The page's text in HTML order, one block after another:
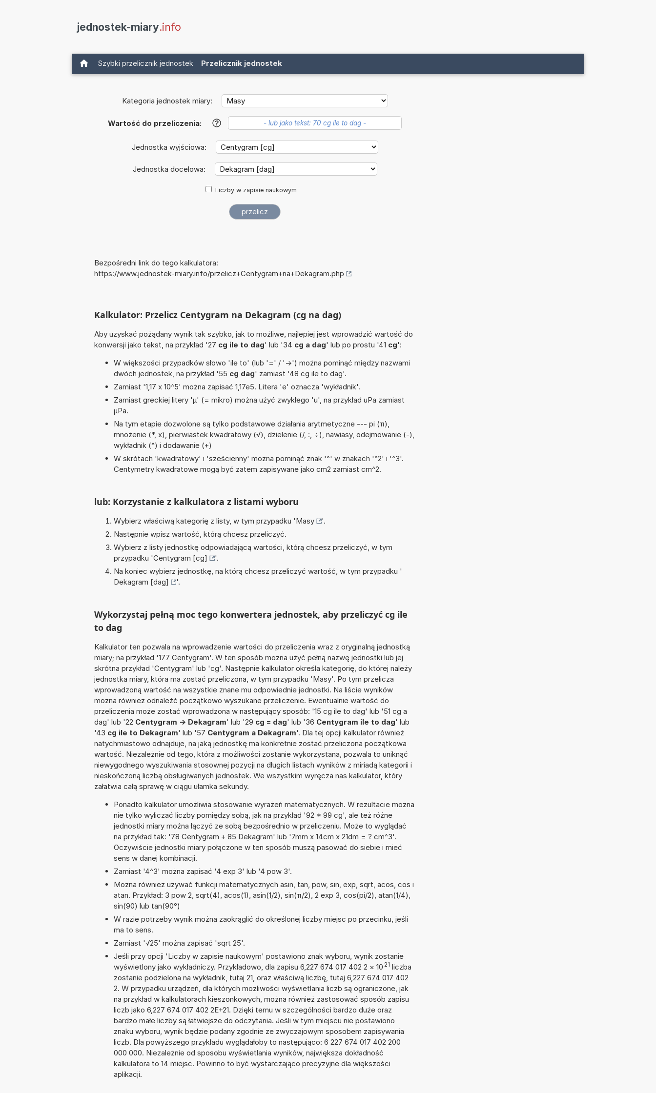
jednostek-miary.info
Szybki przelicznik jednostek Przelicznik jednostek
Kategoria jednostek miary:
Wartość do przeliczenia: ?
Jednostka wyjściowa:
Jednostka docelowa:
Liczby w zapisie naukowym
Bezpośredni link do tego kalkulatora:
https://www.jednostek-miary.info/przelicz+Centygram+na+Dekagram.php
Kalkulator: Przelicz Centygram na Dekagram (cg na dag)
Aby uzyskać pożądany wynik tak szybko, jak to możliwe, najlepiej jest wprowadzić wartość do
konwersji jako tekst, na przykład '27 cg ile to dag' lub '34 cg a dag' lub po prostu '41 cg':
W większości przypadków słowo 'ile to' (lub '=' / '->') można pominąć między nazwami
dwóch jednostek, na przykład '55 cg dag' zamiast '48 cg ile to dag'.
Zamiast '1,17 x 10^5' można zapisać 1,17e5. Litera 'e' oznacza 'wykładnik'.
Zamiast greckiej litery 'µ' (= mikro) można użyć zwykłego 'u', na przykład uPa zamiast
µPa.
Na tym etapie dozwolone są tylko podstawowe działania arytmetyczne --- pi (π),
mnożenie (*, x), pierwiastek kwadratowy (√), dzielenie (/, :, ÷), nawiasy, odejmowanie (-),
wykładnik (^) i dodawanie (+)
W skrótach 'kwadratowy' i 'sześcienny' można pominąć znak '^' w znakach '^2' i '^3'.
Centymetry kwadratowe mogą być zatem zapisywane jako cm2 zamiast cm^2.
lub: Korzystanie z kalkulatora z listami wyboru
Wybierz właściwą kategorię z listy, w tym przypadku 'Masy
'.
Następnie wpisz wartość, którą chcesz przeliczyć.
Wybierz z listy jednostkę odpowiadającą wartości, którą chcesz przeliczyć, w tym
przypadku 'Centygram [cg]
'.
Na koniec wybierz jednostkę, na którą chcesz przeliczyć wartość, w tym przypadku '
Dekagram [dag]
'.
Wykorzystaj pełną moc tego konwertera jednostek, aby przeliczyć cg ile
to dag
Kalkulator ten pozwala na wprowadzenie wartości do przeliczenia wraz z oryginalną jednostką
miary; na przykład '177 Centygram'. W ten sposób można użyć pełną nazwę jednostki lub jej
skrótna przykład 'Centygram' lub 'cg'. Następnie kalkulator określa kategorię, do której należy
jednostka miary, która ma zostać przeliczona, w tym przypadku 'Masy'. Po tym przelicza
wprowadzoną wartość na wszystkie znane mu odpowiednie jednostki. Na liście wyników
można również odnaleźć początkowo wyszukane przeliczenie. Ewentualnie wartość do
przeliczenia może zostać wprowadzona w następujący sposób: '15 cg ile to dag' lub '51 cg a
dag' lub '22 Centygram -> Dekagram' lub '29 cg = dag' lub '36 Centygram ile to dag' lub
'43 cg ile to Dekagram' lub '57 Centygram a Dekagram'. Dla tej opcji kalkulator również
natychmiastowo odnajduje, na jaką jednostkę ma konkretnie zostać przeliczona początkowa
wartość. Niezależnie od tego, która z możliwości zostanie wykorzystana, pozwala to uniknąć
niewygodnego wyszukiwania stosownej pozycji na długich listach wyników z miriadą kategorii i
nieskończoną liczbą obsługiwanych jednostek. We wszystkim wyręcza nas kalkulator, który
załatwia całą sprawę w ciągu ułamka sekundy.
Ponadto kalkulator umożliwia stosowanie wyrażeń matematycznych. W rezultacie można
nie tylko wyliczać liczby pomiędzy sobą, jak na przykład '92 * 99 cg', ale też różne
jednostki miary można łączyć ze sobą bezpośrednio w przeliczeniu. Może to wyglądać
na przykład tak: '78 Centygram + 85 Dekagram' lub '7mm x 14cm x 21dm = ? cm^3'.
Oczywiście jednostki miary połączone w ten sposób muszą pasować do siebie i mieć
sens w danej kombinacji.
Zamiast '4^3' można zapisać '4 exp 3' lub '4 pow 3'.
Można również używać funkcji matematycznych asin, tan, pow, sin, exp, sqrt, acos, cos i
atan. Przykład: 3 pow 2, sqrt(4), acos(1), asin(1/2), sin(π/2), 2 exp 3, cos(pi/2), atan(1/4),
sin(90) lub tan(90°)
W razie potrzeby wynik można zaokrąglić do określonej liczby miejsc po przecinku, jeśli
ma to sens.
Zamiast '√25' można zapisać 'sqrt 25'.
Jeśli przy opcji 'Liczby w zapisie naukowym' postawiono znak wyboru, wynik zostanie
wyświetlony jako wykładniczy. Przykładowo, dla zapisu 6,227 674 017 402 2 × 10 21 liczba
zostanie podzielona na wykładnik, tutaj 21, oraz właściwą liczbę, tutaj 6,227 674 017 402
2. W przypadku urządzeń, dla których możliwości wyświetlania liczb są ograniczone, jak
na przykład w kalkulatorach kieszonkowych, można również zastosować sposób zapisu
liczb jako 6,227 674 017 402 2E+21. Dzięki temu w szczególności bardzo duże oraz
bardzo małe liczby są łatwiejsze do odczytania. Jeśli w tym miejscu nie postawiono
znaku wyboru, wynik będzie podany zgodnie ze zwyczajowym sposobem zapisywania
liczb. Dla powyższego przykładu wyglądałoby to następująco: 6 227 674 017 402 200
000 000. Niezależnie od sposobu wyświetlania wyników, największa dokładność
kalkulatora to 14 miejsc. Powinno to być wystarczająco precyzyjne dla większości
aplikacji.